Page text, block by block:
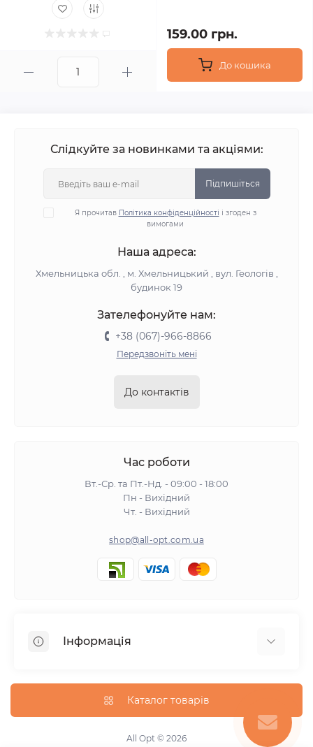
159.00 грн.
До кошика
Слідкуйте за новинками та акціями:
Підпишіться
Я прочитав Політика конфіденційності і згоден з
вимогами
Наша адреса:
Хмельницька обл. , м. Хмельницький , вул. Геологів ,
будинок 19
Зателефонуйте нам:
+38 (067)-966-8866
Передзвоніть мені
До контактів
Час роботи
Вт.-Ср. та Пт.-Нд. - 09:00 - 18:00
Пн - Вихідний
Чт. - Вихідний
shop@all-opt.com.ua
Інформація
Оплата та доставка
Повернення та обмін
Політика конфіденційності
Каталог товарів
All Opt © 2026